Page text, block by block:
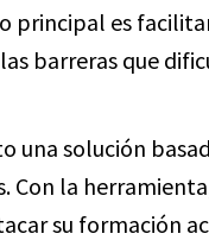
principal es
barreras que
una solución
Con la
su formación